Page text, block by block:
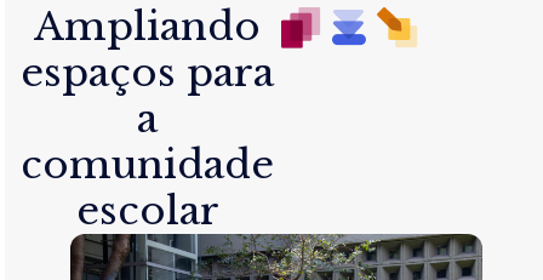
Ampliando
espaços para
a
comunidade
escolar